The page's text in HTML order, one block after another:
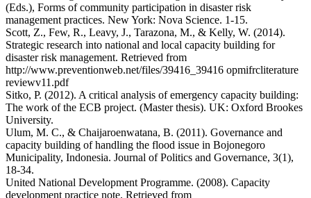
(Eds.), Forms of community participation in disaster risk
management practices. New York: Nova Science. 1-15.
Scott, Z., Few, R., Leavy, J., Tarazona, M., & Kelly, W. (2014).
Strategic research into national and local capacity building for
disaster risk management. Retrieved from
http://www.preventionweb.net/files/39416_39416 opmifrcliterature
reviewv11.pdf
Sitko, P. (2012). A critical analysis of emergency capacity building:
The work of the ECB project. (Master thesis). UK: Oxford Brookes
University.
Ulum, M. C., & Chaijaroenwatana, B. (2011). Governance and
capacity building of handling the flood issue in Bojonegoro
Municipality, Indonesia. Journal of Politics and Governance, 3(1),
18-34.
United National Development Programme. (2008). Capacity
development practice note. Retrieved from